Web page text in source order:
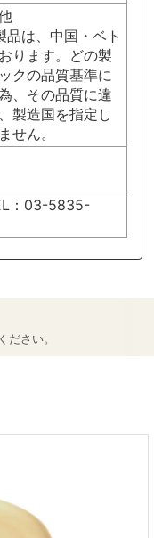
は、中国・ベト
ります。どの製
クの品質基準に
、その品質に違
製造国を指定し
せん。
：03-5835-
ださい。